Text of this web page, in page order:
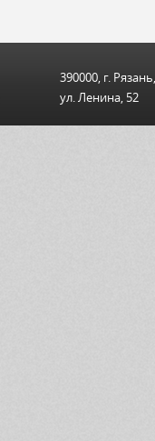
390000, г. Рязань,
ул. Ленина, 52